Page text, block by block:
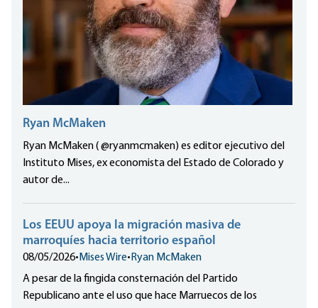
Ryan McMaken
Ryan McMaken ( @ryanmcmaken) es editor ejecutivo del
Instituto Mises, ex economista del Estado de Colorado y
autor de...
Los EEUU apoya la migración masiva de
marroquíes hacia territorio español
08/05/2026• Mises Wire• Ryan McMaken
A pesar de la fingida consternación del Partido
Republicano ante el uso que hace Marruecos de los